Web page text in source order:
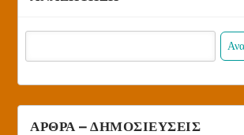
Αναζήτηση
ΑΡΘΡΑ – ΔΗΜΟΣΙΕΥΣΕΙΣ